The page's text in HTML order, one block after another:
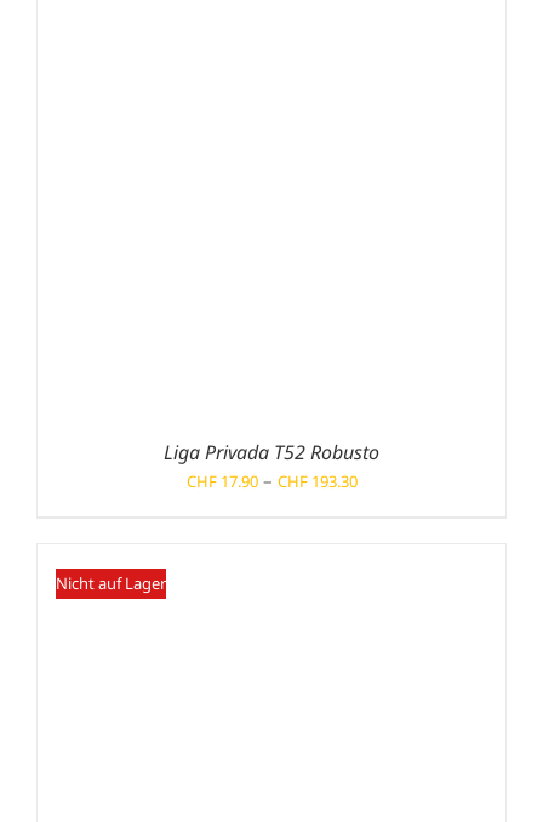
Liga Privada T52 Robusto
CHF17.90 – CHF193.30Preisspanne:
Nicht auf Lager